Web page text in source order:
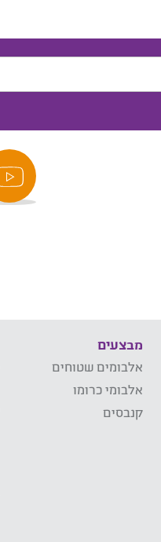
מבצעים
אלבומים שטוחים
אלבומי כרומו
קנבסים